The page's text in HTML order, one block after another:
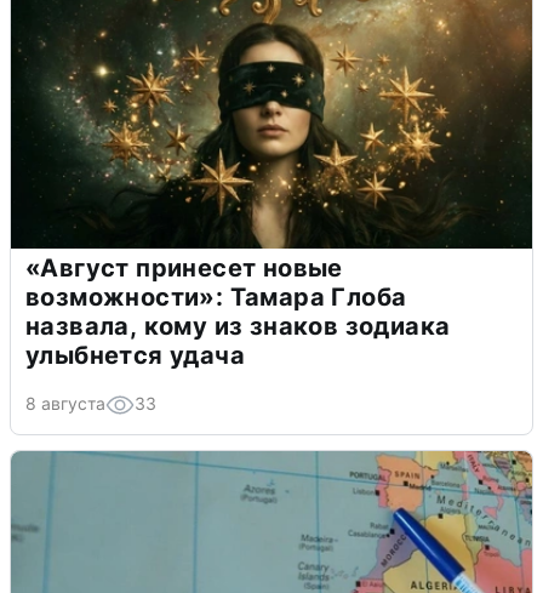
«Август принесет новые
возможности»: Тамара Глоба
назвала, кому из знаков зодиака
улыбнется удача
8 августа 33